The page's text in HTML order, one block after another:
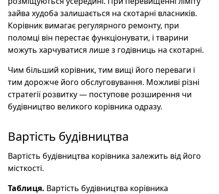
зайва худоба залишається на скотарні власників.
Корівник вимагає регулярного ремонту, при
поломці він перестає функціонувати, і тварини
можуть харчуватися лише з годівниць на скотарні.
Чим більший корівник, тим вищі його переваги і
тим дорожче його обслуговування. Можливі різні
стратегії розвитку — поступове розширення чи
будівництво великого корівника одразу.
Вартість будівництва
Вартість будівництва корівника залежить від його
місткості.
Таблиця. Вартість будівництва корівника